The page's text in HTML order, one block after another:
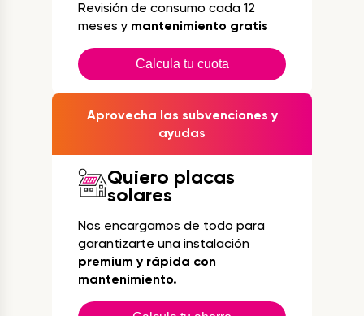
Revisión de consumo cada 12
meses y mantenimiento gratis
Calcula tu cuota
Aprovecha las subvenciones y
ayudas
Quiero placas
solares
Nos encargamos de todo para
garantizarte una instalación
premium y rápida con
mantenimiento.